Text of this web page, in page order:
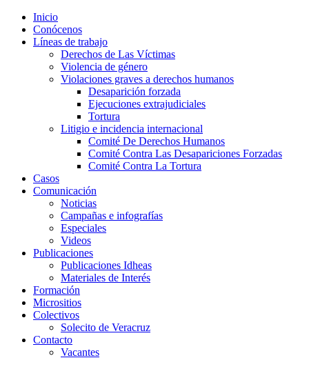
Inicio
Conócenos
Líneas de trabajo
Derechos de Las Víctimas
Violencia de género
Violaciones graves a derechos humanos
Desaparición forzada​
Ejecuciones extrajudiciales
Tortura
Litigio e incidencia internacional
Comité De Derechos Humanos​
Comité Contra Las Desapariciones Forzadas
Comité Contra La Tortura​
Casos
Comunicación
Noticias
Campañas e infografías
Especiales
Videos
Publicaciones
Publicaciones Idheas
Materiales de Interés
Formación
Micrositios
Colectivos
Solecito de Veracruz
Contacto
Vacantes